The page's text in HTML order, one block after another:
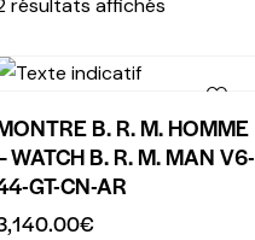
B. R. M. HOMME
WATCH B. R. M. MAN V6-
GT-CN-AR
€